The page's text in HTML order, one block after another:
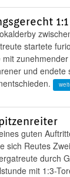
1:1
startete
mit
und endete
guten
sich Reutes
durch
mit 1:3-